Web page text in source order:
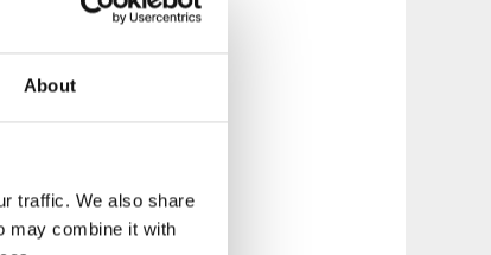
About
traffic. We also share
may combine it with